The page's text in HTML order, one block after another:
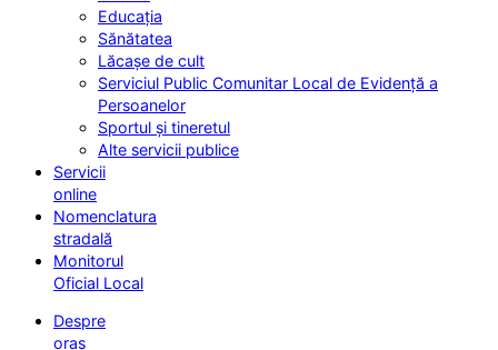
Educația
Sănătatea
Lăcașe de cult
Serviciul Public Comunitar Local de Evidență a
Persoanelor
Sportul și tineretul
Alte servicii publice
Servicii
online
Nomenclatura
stradală
Monitorul
Oficial Local
Despre
oraș